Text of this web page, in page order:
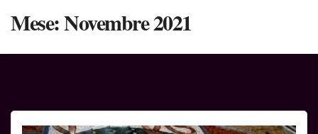
Mese:Novembre 2021